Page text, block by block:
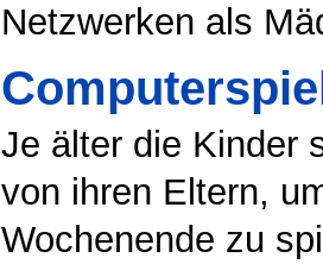
Netzwerken als
Je älter die Kinder
von ihren Eltern,
Wochenende zu